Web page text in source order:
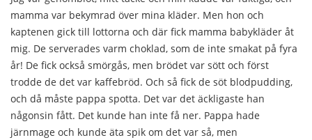
mamma var bekymrad över mina kläder. Men hon och
kaptenen gick till lottorna och där fick mamma babykläder åt
mig. De serverades varm choklad, som de inte smakat på fyra
år! De fick också smörgås, men brödet var sött och först
trodde de det var kaffebröd. Och så fick de söt blodpudding,
och då måste pappa spotta. Det var det äckligaste han
någonsin fått. Det kunde han inte få ner. Pappa hade
järnmage och kunde äta spik om det var så, men